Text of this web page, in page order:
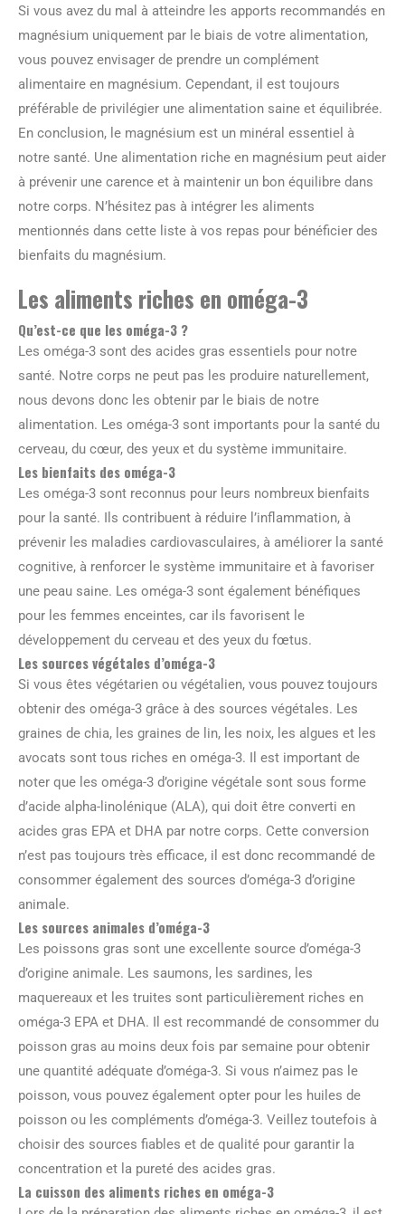
Si vous avez du mal à atteindre les apports recommandés en
magnésium uniquement par le biais de votre alimentation,
vous pouvez envisager de prendre un complément
alimentaire en magnésium. Cependant, il est toujours
préférable de privilégier une alimentation saine et équilibrée.
En conclusion, le magnésium est un minéral essentiel à
notre santé. Une alimentation riche en magnésium peut aider
à prévenir une carence et à maintenir un bon équilibre dans
notre corps. N’hésitez pas à intégrer les aliments
mentionnés dans cette liste à vos repas pour bénéficier des
bienfaits du magnésium.
Les aliments riches en oméga-3
Qu’est-ce que les oméga-3 ?
Les oméga-3 sont des acides gras essentiels pour notre
santé. Notre corps ne peut pas les produire naturellement,
nous devons donc les obtenir par le biais de notre
alimentation. Les oméga-3 sont importants pour la santé du
cerveau, du cœur, des yeux et du système immunitaire.
Les bienfaits des oméga-3
Les oméga-3 sont reconnus pour leurs nombreux bienfaits
pour la santé. Ils contribuent à réduire l’inflammation, à
prévenir les maladies cardiovasculaires, à améliorer la santé
cognitive, à renforcer le système immunitaire et à favoriser
une peau saine. Les oméga-3 sont également bénéfiques
pour les femmes enceintes, car ils favorisent le
développement du cerveau et des yeux du fœtus.
Les sources végétales d’oméga-3
Si vous êtes végétarien ou végétalien, vous pouvez toujours
obtenir des oméga-3 grâce à des sources végétales. Les
graines de chia, les graines de lin, les noix, les algues et les
avocats sont tous riches en oméga-3. Il est important de
noter que les oméga-3 d’origine végétale sont sous forme
d’acide alpha-linolénique (ALA), qui doit être converti en
acides gras EPA et DHA par notre corps. Cette conversion
n’est pas toujours très efficace, il est donc recommandé de
consommer également des sources d’oméga-3 d’origine
animale.
Les sources animales d’oméga-3
Les poissons gras sont une excellente source d’oméga-3
d’origine animale. Les saumons, les sardines, les
maquereaux et les truites sont particulièrement riches en
oméga-3 EPA et DHA. Il est recommandé de consommer du
poisson gras au moins deux fois par semaine pour obtenir
une quantité adéquate d’oméga-3. Si vous n’aimez pas le
poisson, vous pouvez également opter pour les huiles de
poisson ou les compléments d’oméga-3. Veillez toutefois à
choisir des sources fiables et de qualité pour garantir la
concentration et la pureté des acides gras.
La cuisson des aliments riches en oméga-3